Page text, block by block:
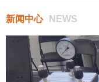
新闻中心 NEWS